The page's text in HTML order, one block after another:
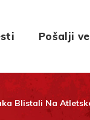
Pošalji
Blistali Na